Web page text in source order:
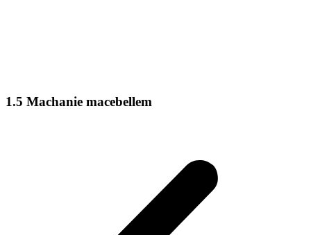
1.5 Machanie macebellem